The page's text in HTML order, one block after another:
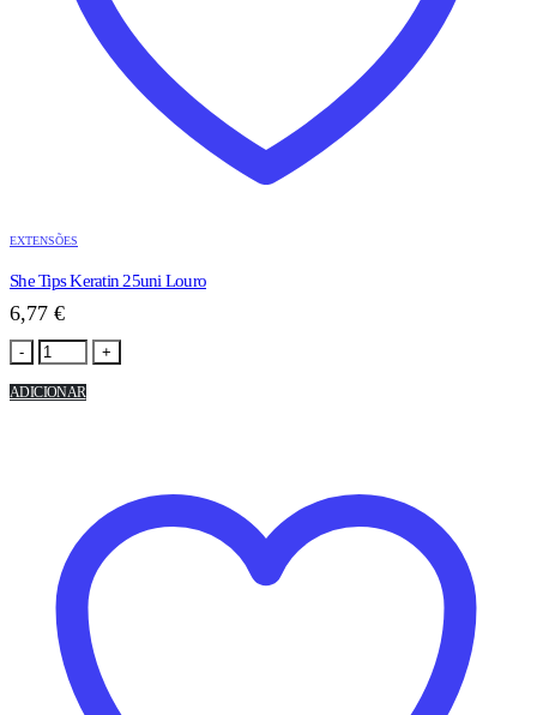
EXTENSÕES
She Tips Keratin 25uni Louro
6,77 €
- +
ADICIONAR